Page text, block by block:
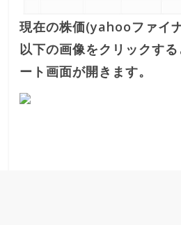
現在の株価(yahooファイ
以下の画像をクリックす
ート画面が開きます。